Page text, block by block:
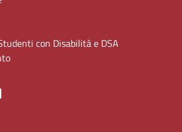
con Disabilità e DSA